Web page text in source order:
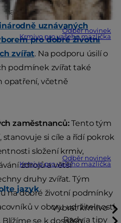
Odběr novinek
Krmivo pro vašeho mazlíčka
Odběr novinek
Krmivo pro vašeho mazlíčka
jazyk
Vybrat krmivo
Rady a tipy
naši evropští dodavatelé se
uznávaných
pro dobré životní
zvířat. Na podporu úsilí o
podmínek zvířat také
opatření, včetně
zaměstnanců:Tento tým
stanovuje si cíle a řídí pokrok
složení krmiv,
zdrojů a větší
druhy zvířat. Tým
na dobré životní podmínky
v oboru udržitelnosti
se k dosažení